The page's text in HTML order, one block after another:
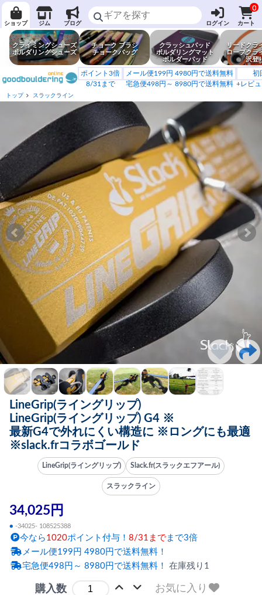
ショップ ジム ブログ ログイン
0
カート
クライミングシューズ
ボルダリングシューズ
チョーク ブラシ
チョークバッグ
クラッシュパッド
ボルダリングマット
ボルダーパッド
リードクラ
ロープクラ
沢登
ポイント3倍
8/31まで
メール便199円 4980円で送料無料
宅急便498円～ 8980円で送料無料
初
+レビ
トップ スラックライン
LineGrip(ライングリップ)
LineGrip(ライングリップ) G4 ※
最新G4で外れにくい構造に ※ロングにも最適
※slack.frコラボゴールド
LineGrip(ライングリップ) Slack.fr(スラックエフアール)
スラックライン
34,025円
● -34025- 108525388
今なら 1020ポイント付与！ 8/31まで まで3倍
メール便199円 4980円で送料無料！
宅急便498円～ 8980円で送料無料！ 在庫残り1
購入数 お気に入り